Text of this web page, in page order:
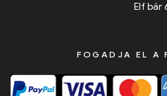
Elf bár
FOGADJA EL A